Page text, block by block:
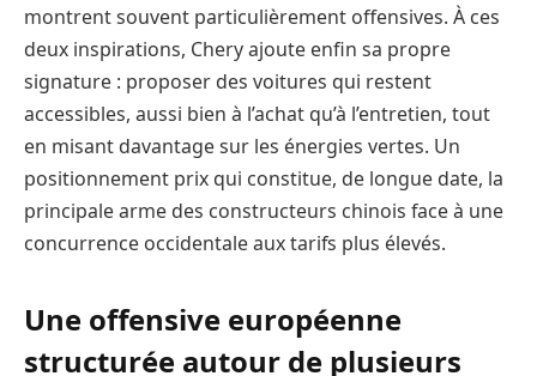
montrent souvent particulièrement offensives. À ces
deux inspirations, Chery ajoute enfin sa propre
signature : proposer des voitures qui restent
accessibles, aussi bien à l’achat qu’à l’entretien, tout
en misant davantage sur les énergies vertes. Un
positionnement prix qui constitue, de longue date, la
principale arme des constructeurs chinois face à une
concurrence occidentale aux tarifs plus élevés.
Une offensive européenne
structurée autour de plusieurs